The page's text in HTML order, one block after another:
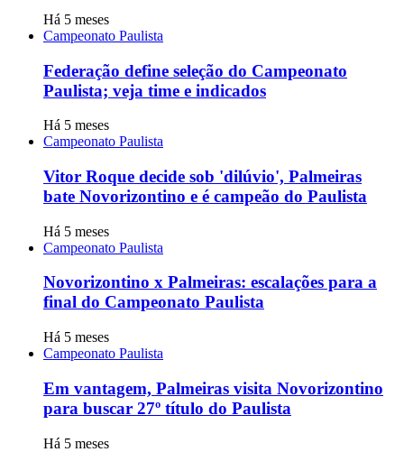
Há 5 meses
Campeonato Paulista
Federação define seleção do Campeonato
Paulista; veja time e indicados
Há 5 meses
Campeonato Paulista
Vitor Roque decide sob 'dilúvio', Palmeiras
bate Novorizontino e é campeão do Paulista
Há 5 meses
Campeonato Paulista
Novorizontino x Palmeiras: escalações para a
final do Campeonato Paulista
Há 5 meses
Campeonato Paulista
Em vantagem, Palmeiras visita Novorizontino
para buscar 27º título do Paulista
Há 5 meses